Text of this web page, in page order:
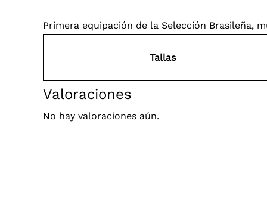
Primera equipación de la Selección Brasileña,
Tallas
Valoraciones
No hay valoraciones aún.